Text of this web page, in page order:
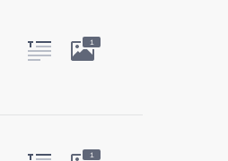
1
1